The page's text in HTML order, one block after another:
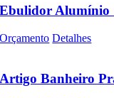
Ebulidor Alumínio
Orçamento Detalhes
Artigo Banheiro